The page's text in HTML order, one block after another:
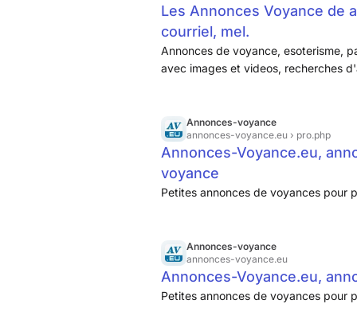
Les Annonces Voyance de
courriel, mel.
Annonces de voyance, esoterisme,
avec images et videos, recherches
Annonces-voyance
annonces-voyance.eu › pro.php
Annonces-Voyance.eu,
voyance
Petites annonces de voyances pour
Annonces-voyance
annonces-voyance.eu
Annonces-Voyance.eu,
Petites annonces de voyances pour